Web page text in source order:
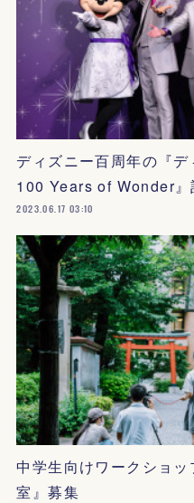
ディズニー百周年の『
100 Years of Wonder』
2023.06.17 03:10
中学生向けワークショ
室』募集